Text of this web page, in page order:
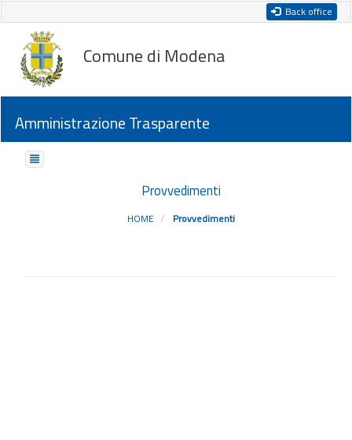
Back office
Comune di Modena
Amministrazione Trasparente
Provvedimenti
HOME Provvedimenti